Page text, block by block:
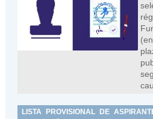
LISTA PROVISIONAL DE